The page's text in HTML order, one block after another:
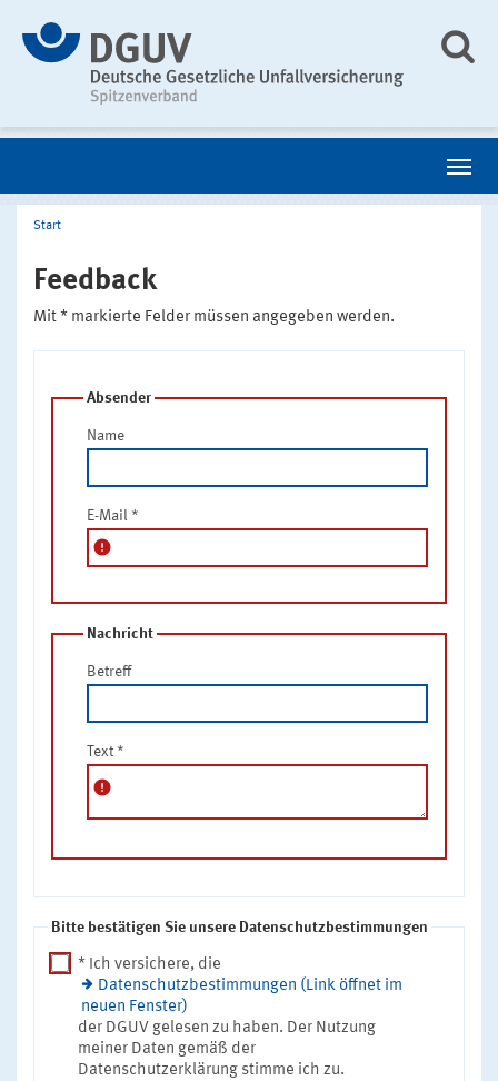
Start
Feedback
Mit * markierte Felder müssen angegeben werden.
Absender
Name
E-Mail *
error
Nachricht
Betreff
Text *
error
Bitte bestätigen Sie unsere Datenschutzbestimmungen
* Ich versichere, die
Datenschutzbestimmungen (Link öffnet im
neuen Fenster)
der DGUV gelesen zu haben. Der Nutzung
meiner Daten gemäß der
Datenschutzerklärung stimme ich zu.